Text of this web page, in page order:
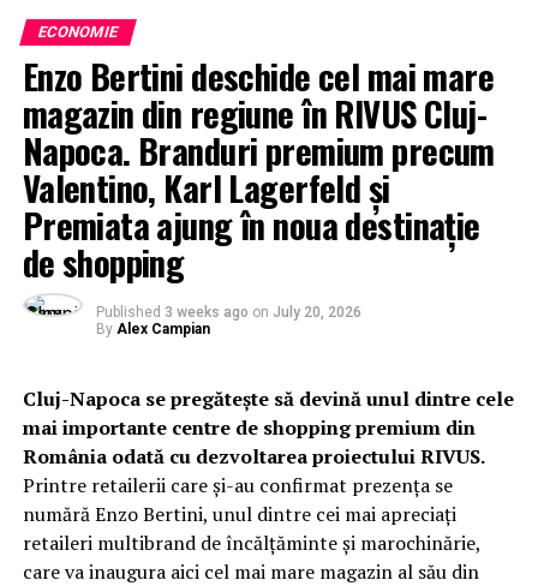
ECONOMIE
Enzo Bertini deschide cel mai mare
magazin din regiune în RIVUS Cluj-
Napoca. Branduri premium precum
Valentino, Karl Lagerfeld și
Premiata ajung în noua destinație
de shopping
Published 3 weeks ago on July 20, 2026
By Alex Campian
Cluj-Napoca se pregătește să devină unul dintre cele
mai importante centre de shopping premium din
România odată cu dezvoltarea proiectului RIVUS.
Printre retailerii care și-au confirmat prezența se
numără Enzo Bertini, unul dintre cei mai apreciați
retaileri multibrand de încălțăminte și marochinărie,
care va inaugura aici cel mai mare magazin al său din